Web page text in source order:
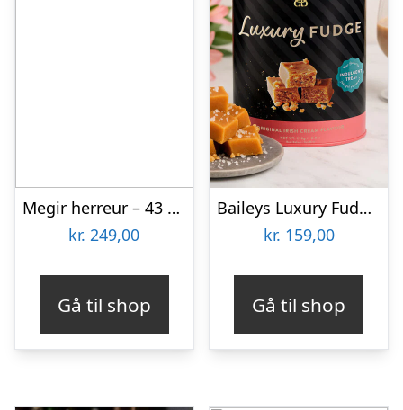
Megir herreur – 43 mm
kr. 249,00
Gå til shop
Baileys Luxury Fudge 250 gram
kr. 159,00
Gå til shop